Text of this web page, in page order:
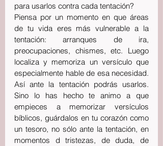
para usarlos contra cada tentación?
Piensa por un momento en que áreas
de tu vida eres más vulnerable a la
tentación: arranques de ira,
preocupaciones, chismes, etc. Luego
localiza y memoriza un versículo que
especialmente hable de esa necesidad.
Así ante la tentación podrás usarlos.
Sino lo has hecho te animo a que
empieces a memorizar versículos
bíblicos, guárdalos en tu corazón como
un tesoro, no sólo ante la tentación, en
momentos d tristezas, de duda, de